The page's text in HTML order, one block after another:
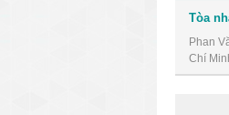
Phan
Chí